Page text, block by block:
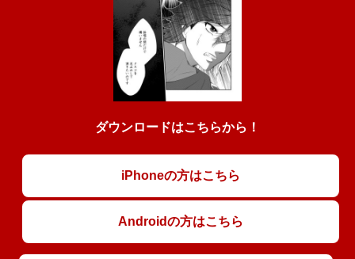
ダウンロードはこちらから！
iPhoneの方はこちら
Androidの方はこちら